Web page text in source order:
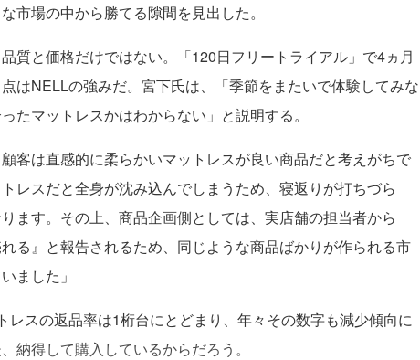
市場の中から勝てる隙間を見出した。
質と価格だけではない。「120日フリートライアル」で4ヵ月
はNELLの強みだ。宮下氏は、「季節をまたいで体験してみな
たマットレスかはわからない」と説明する。
客は直感的に柔らかいマットレスが良い商品だと考えがちで
レスだと全身が沈み込んでしまうため、寝返りが打ちづら
ます。その上、商品企画側としては、実店舗の担当者から
る』と報告されるため、同じような商品ばかりが作られる市
ました」
スの返品率は1桁台にとどまり、年々その数字も減少傾向に
納得して購入しているからだろう。